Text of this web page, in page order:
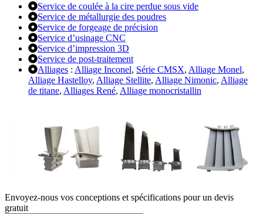
Service de coulée à la cire perdue sous vide
Service de métallurgie des poudres
Service de forgeage de précision
Service d’usinage CNC
Service d’impression 3D
Service de post-traitement
Alliages : Alliage Inconel, Série CMSX, Alliage Monel,
Alliage Hastelloy, Alliage Stellite, Alliage Nimonic, Alliage
de titane, Alliages René, Alliage monocristallin
Envoyez-nous vos conceptions et spécifications pour un devis
gratuit